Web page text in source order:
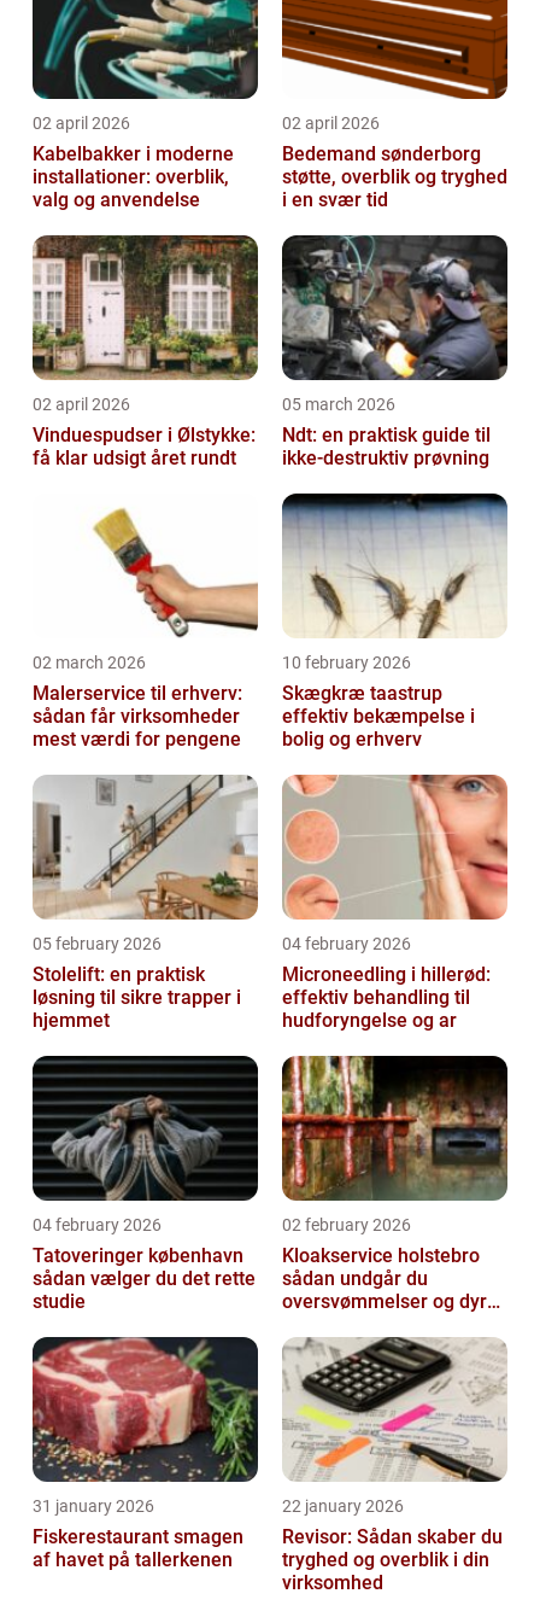
02 april 2026
Kabelbakker i moderne
installationer: overblik,
valg og anvendelse
02 april 2026
Bedemand sønderborg
støtte, overblik og tryghed
i en svær tid
02 april 2026
Vinduespudser i Ølstykke:
få klar udsigt året rundt
05 march 2026
Ndt: en praktisk guide til
ikke-destruktiv prøvning
02 march 2026
Malerservice til erhverv:
sådan får virksomheder
mest værdi for pengene
10 february 2026
Skægkræ taastrup
effektiv bekæmpelse i
bolig og erhverv
05 february 2026
Stolelift: en praktisk
løsning til sikre trapper i
hjemmet
04 february 2026
Microneedling i hillerød:
effektiv behandling til
hudforyngelse og ar
04 february 2026
Tatoveringer københavn
sådan vælger du det rette
studie
02 february 2026
Kloakservice holstebro
sådan undgår du
oversvømmelser og dyre
31 january 2026
Fiskerestaurant smagen
af havet på tallerkenen
22 january 2026
Revisor: Sådan skaber du
tryghed og overblik i din
virksomhed